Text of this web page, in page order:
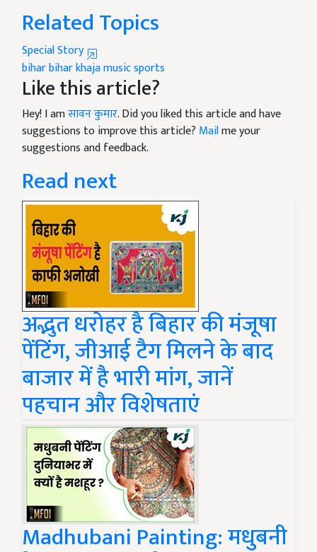
Related Topics
Special Story
biharbihar khajamusicsports
Like this article?
Hey! I amसावन कुमार. Did you liked this article and have
suggestions to improve this article? Mailme your
suggestions and feedback.
Read next
अद्भुत धरोहर है बिहार की मंजूषा
पेंटिंग, जीआई टैग मिलने के बाद
बाजार में है भारी मांग, जानें
पहचान और विशेषताएं
Madhubani Painting: मधुबनी